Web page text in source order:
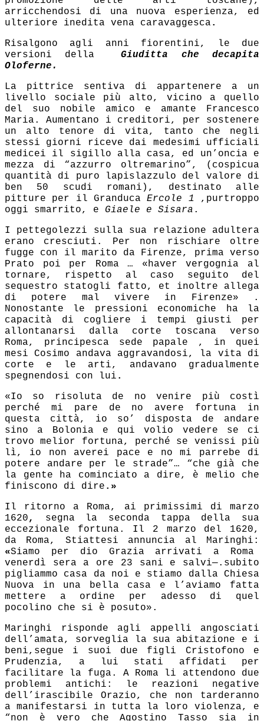
arricchendosi di una nuova esperienza, ed
ulteriore inedita vena caravaggesca .
Risalgono agli anni fiorentini, le due
versioni dellaGiuditta che decapita
Oloferne.
La pittrice sentiva di appartenere a un
livello sociale più alto, vicino a quello
del suo nobile amico e amante Francesco
Maria. Aumentano i creditori, per sostenere
un alto tenore di vita, tanto che negli
stessi giorni riceve dai medesimi ufficiali
medicei il sigillo alla casa, ed un’oncia e
mezza di “azzurro oltremarino”, (cospicua
quantità di puro lapislazzulo del valore di
ben 50 scudi romani), destinato alle
pitture per il GranducaErcole 1
,purtroppo
oggi smarrito, e Giaele e Sisara .
I pettegolezzi sulla sua relazione adultera
erano cresciuti. Per non rischiare oltre
fugge con il marito da Firenze, prima verso
Prato poi per Roma … «haver vergognia al
tornare, rispetto al caso seguito del
sequestro statogli fatto, et inoltre allega
di potere mal vivere in Firenze» .
Nonostante le pressioni economiche ha la
capacità di cogliere i tempi giusti per
allontanarsi dalla corte toscana verso
Roma, principesca sede papale , in quei
mesi Cosimo andava aggravandosi, la vita di
corte e le arti, andavano gradualmente
spegnendosi con lui .
«Io so risoluta de no venire più costì
perché mi pare de no avere fortuna in
questa città, io so’ disposta de andare
sino a Bolonia e qui volio vedere se ci
trovo melior fortuna, perché se venissi più
lì, io non averei pace e no mi parrebe di
potere andare per le strade”… “che già che
la gente ha cominciato a dire, è melio che
finiscono di dire .»
Il ritorno a Roma, ai primissimi di marzo
1620, segna la seconda tappa della sua
eccezionale fortuna. Il 2 marzo del 1620,
da Roma, Stiattesi annuncia al Maringhi:
«Siamo per dio Grazia arrivati a Roma
venerdì sera a ore 23 sani e salvi—.subito
pigliammo casa da noi e stiamo dalla Chiesa
Nuova in una bella casa e l’aviamo fatta
mettere a ordine per adesso di quel
pocolino che si è posuto».
Maringhi risponde agli appelli angosciati
dell’amata, sorveglia la sua abitazione e i
beni,segue i suoi due figli Cristofono e
Prudenzia, a lui stati affidati per
facilitare la
fuga. A Roma li attendono due
problemi antichi: le reazioni negative
dell’irascibile Orazio, che non tarderanno
a manifestarsi in tutta la loro violenza, e
“non è vero che Agostino Tasso sia in